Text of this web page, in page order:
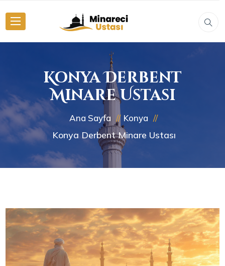
Konya Derbent
Minare Ustası
Ana Sayfa Konya
Konya Derbent Minare Ustası